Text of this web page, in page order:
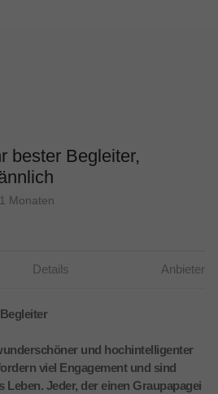
bester Begleiter,
Monaten
Details Anbieter
und hochintelligenter
viel Engagement und sind
Jeder, der einen Graupapagei